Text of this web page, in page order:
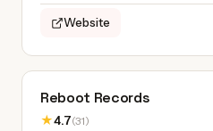
Website
Reboot Records
★4.7(31)